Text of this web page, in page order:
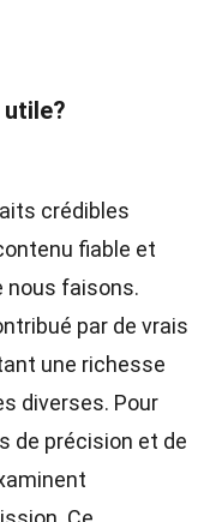
crédibles
fiable et
faisons.
par de vrais
une richesse
diverses. Pour
de précision et de